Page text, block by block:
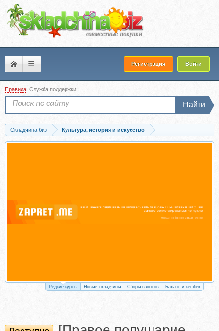
☰ Регистрация Войти
Правила Служба поддержки
Найти
Складчина биз
Культура, история и искусство
Скачать [Правое полушарие интроверта] Как ходить на выставки (Алёна Репина)
Редкие курсы Новые складчины Сборы взносов Баланс и кешбек